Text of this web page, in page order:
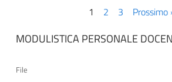
1 2 3 Prossimo
MODULISTICA PERSONALE
File